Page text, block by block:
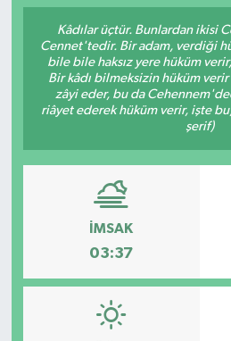
Kâdılar üçtür. Bunlardan ikisi
Cennet'tedir. Bir adam, verdiği
bile bile haksız yere hüküm
Bir kâdı bilmeksizin hüküm verir
zâyi eder, bu da
riâyet ederek hüküm verir, işte
şerif)
İMSAK
03:37
Gündem
Kültür Sanat
Politika
Teknoloji